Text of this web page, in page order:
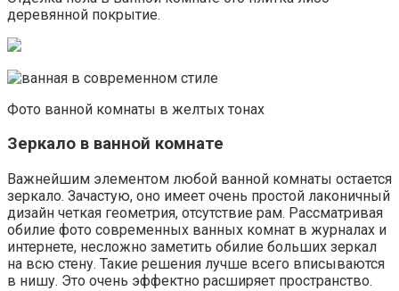
деревянной покрытие.
Фото ванной комнаты в желтых тонах
Зеркало в ванной комнате
Важнейшим элементом любой ванной комнаты остается
зеркало. Зачастую, оно имеет очень простой лаконичный
дизайн четкая геометрия, отсутствие рам. Рассматривая
обилие фото современных ванных комнат в журналах и
интернете, несложно заметить обилие больших зеркал
на всю стену. Такие решения лучше всего вписываются
в нишу. Это очень эффектно расширяет пространство.